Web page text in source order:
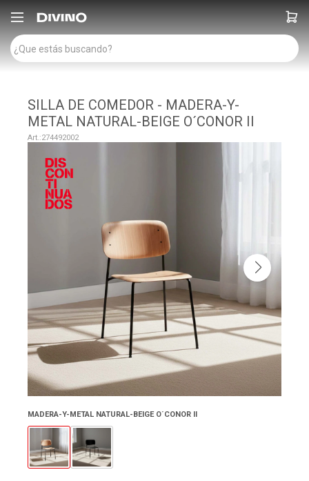

SILLA DE COMEDOR - MADERA-Y-
METAL NATURAL-BEIGE O´CONOR II
274492002
MADERA-Y-METAL NATURAL-BEIGE O´CONOR II